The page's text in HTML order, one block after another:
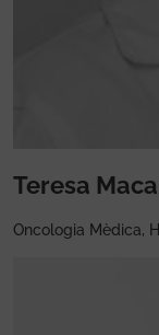
Teresa
Oncologia Mèdica,